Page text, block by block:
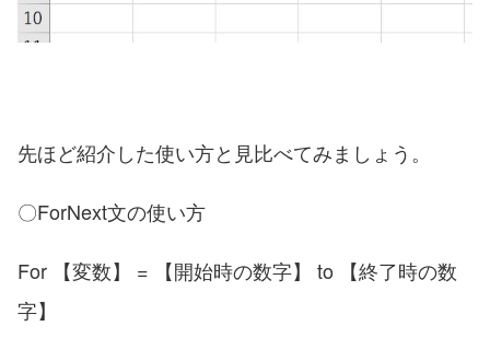
先ほど紹介した使い方と見比べてみましょう。
〇ForNext文の使い方
For 【変数】 = 【開始時の数字】 to 【終了時の数
字】